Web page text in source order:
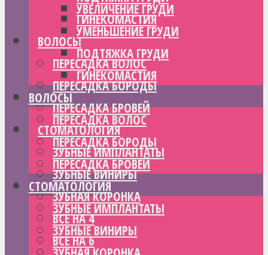
ГИНЕКОМАСТИЯ
ВОЛОСЫ
ПЕРЕСАДКА ВОЛОС
ПЕРЕСАДКА БОРОДЫ
ПЕРЕСАДКА БРОВЕЙ
СТОМАТОЛОГИЯ
ЗУБНЫЕ ИМПЛАНТАТЫ
ЗУБНЫЕ ВИНИРЫ
ЗУБНАЯ КОРОНКА
ВСЕ НА 4
ВСЕ НА 6
УВЕЛИЧЕНИЕ ГРУДИ
УМЕНЬШЕНИЕ ГРУДИ
ПОДТЯЖКА ГРУДИ
ГИНЕКОМАСТИЯ
ВОЛОСЫ
ПЕРЕСАДКА ВОЛОС
ПЕРЕСАДКА БОРОДЫ
ПЕРЕСАДКА БРОВЕЙ
СТОМАТОЛОГИЯ
ЗУБНЫЕ ИМПЛАНТАТЫ
ЗУБНЫЕ ВИНИРЫ